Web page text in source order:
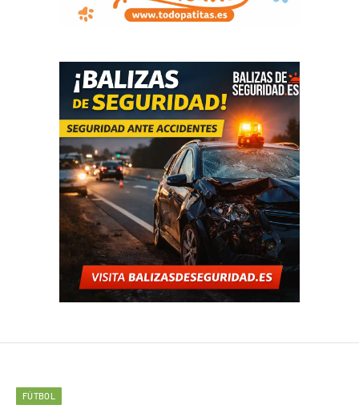
FÚTBOL